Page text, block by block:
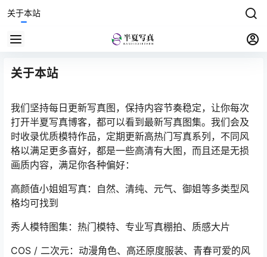
关于本站
关于本站
我们坚持每日更新写真图，保持内容节奏稳定，让你每次
打开半夏写真博客，都可以看到最新写真图集。我们会及
时收录优质模特作品，定期更新高热门写真系列，不同风
格以满足更多喜好，都是一些高清有大图，而且还是无损
画质内容，满足你各种偏好：
高颜值小姐姐写真：自然、清纯、元气、御姐等多类型风
格均可找到
秀人模特图集：热门模特、专业写真棚拍、质感大片
COS / 二次元：动漫角色、高还原度服装、青春可爱的风